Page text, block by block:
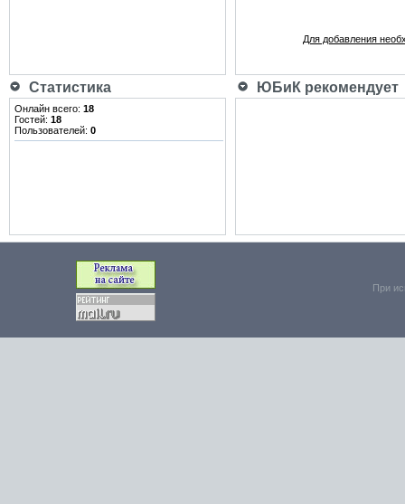
Для добавления
Статистика ЮБиК рекомендует
Онлайн всего: 18
Гостей: 18
Пользователей: 0
При